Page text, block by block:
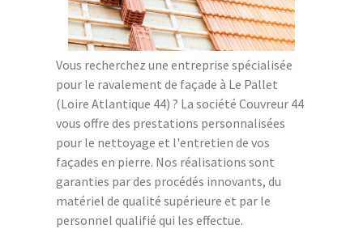
Vous recherchez une entreprise spécialisée
pour le ravalement de façade à Le Pallet
(Loire Atlantique 44) ? La société Couvreur 44
vous offre des prestations personnalisées
pour le nettoyage et l'entretien de vos
façades en pierre. Nos réalisations sont
garanties par des procédés innovants, du
matériel de qualité supérieure et par le
personnel qualifié qui les effectue.